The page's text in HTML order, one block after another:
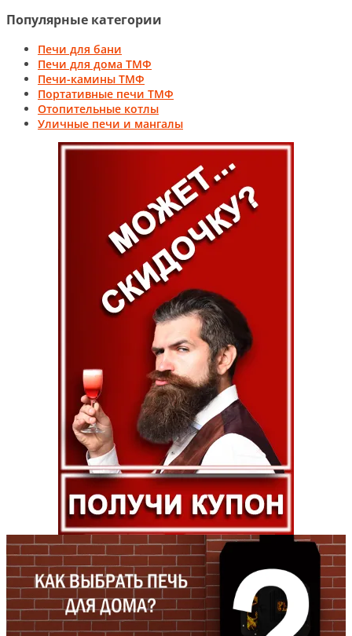
Популярные категории
Печи для бани
Печи для дома ТМФ
Печи-камины ТМФ
Портативные печи ТМФ
Отопительные котлы
Уличные печи и мангалы